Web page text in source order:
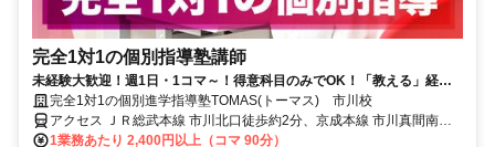
完全1対1の個別指導塾講師
未経験大歓迎！週1日・1コマ～！得意科目のみでOK！「教える」経験
が就活にも役立つと大好評！
完全1対1の個別進学指導塾TOMAS(トーマス) 市川校
アクセス ＪＲ総武本線 市川北口徒歩約2分、京成本線 市川真間南口
徒歩約5分、京成本線 国府台徒歩約14分
1業務あたり 2,400円以上（コマ 90分）